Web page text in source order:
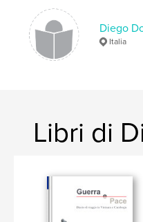
Diego
Italia
Libri di